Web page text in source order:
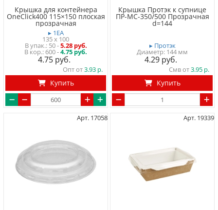
Крышка для контейнера
OneClick400 115×150 плоская
прозрачная
▸ 1EA
135 x 100
50-5.28 руб.
600 -4.75 руб.
4.75
Опт от3.93
Купить
Крышка Протэк к супнице
ПР-МС-350/500 Прозрачная
d=144
▸ Протэк
Диаметр: 144 мм
4.29
Смв от3.95
Купить
Арт. 17058 Арт. 19339